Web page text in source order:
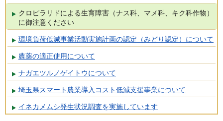
クロピラリドによる生育障害（ナス科、マメ科、キク科作物）
に御注意ください
環境負荷低減事業活動実施計画の認定（みどり認定）について
農薬の適正使用について
ナガエツルノゲイトウについて
埼玉県スマート農業導入コスト低減支援事業について
イネカメムシ発生状況調査を実施しています